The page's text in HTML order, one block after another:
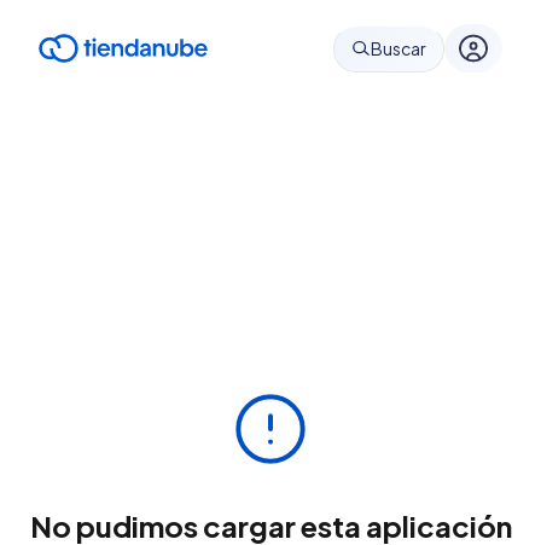
Buscar
No pudimos cargar esta aplicación